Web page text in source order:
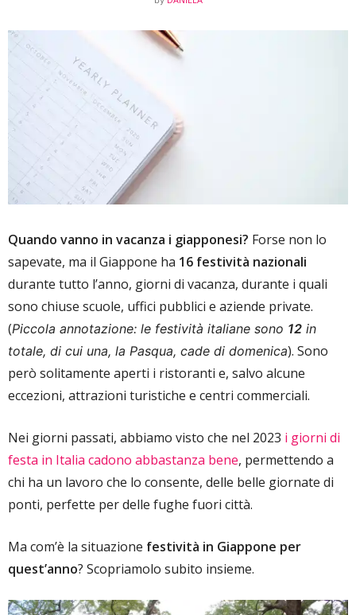
Quando vanno in vacanza i giapponesi? Forse non lo
sapevate, ma il Giappone ha 16 festività nazionali
durante tutto l’anno, giorni di vacanza, durante i quali
sono chiuse scuole, uffici pubblici e aziende private.
(Piccola annotazione: le festività italiane sono 12 in
totale, di cui una, la Pasqua, cade di domenica). Sono
però solitamente aperti i ristoranti e, salvo alcune
eccezioni, attrazioni turistiche e centri commerciali.
Nei giorni passati, abbiamo visto che nel 2023 i giorni di
festa in Italia cadono abbastanza bene, permettendo a
chi ha un lavoro che lo consente, delle belle giornate di
ponti, perfette per delle fughe fuori città.
Ma com’è la situazione festività in Giappone per
quest’anno? Scopriamolo subito insieme.